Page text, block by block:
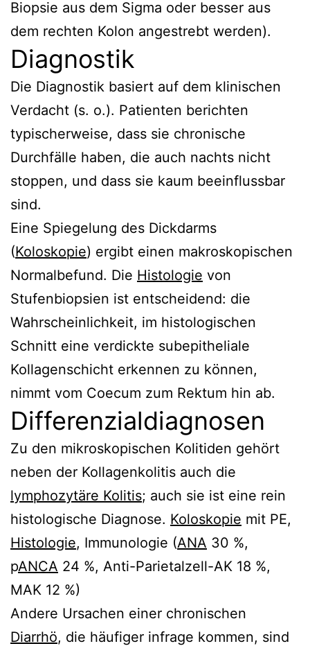
Biopsie aus dem Sigma oder besser aus
dem rechten Kolon angestrebt werden).
Diagnostik
Die Diagnostik basiert auf dem klinischen
Verdacht (s. o.). Patienten berichten
typischerweise, dass sie chronische
Durchfälle haben, die auch nachts nicht
stoppen, und dass sie kaum beeinflussbar
sind.
Eine Spiegelung des Dickdarms
(Koloskopie) ergibt einen makroskopischen
Normalbefund. Die Histologie von
Stufenbiopsien ist entscheidend: die
Wahrscheinlichkeit, im histologischen
Schnitt eine verdickte subepitheliale
Kollagenschicht erkennen zu können,
nimmt vom Coecum zum Rektum hin ab.
Differenzialdiagnosen
Zu den mikroskopischen Kolitiden gehört
neben der Kollagenkolitis auch die
lymphozytäre Kolitis; auch sie ist eine rein
histologische Diagnose. Koloskopie mit PE,
Histologie, Immunologie (ANA 30 %,
pANCA 24 %, Anti-Parietalzell-AK 18 %,
MAK 12 %)
Andere Ursachen einer chronischen
Diarrhö, die häufiger infrage kommen, sind